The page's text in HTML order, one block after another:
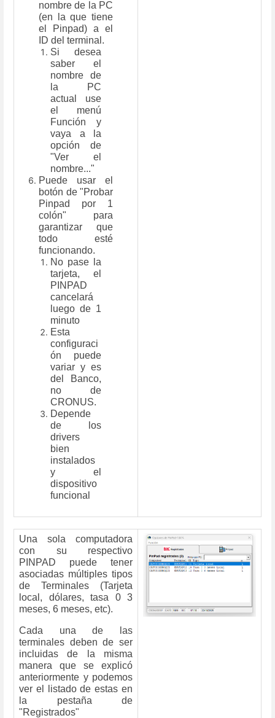
nombre de la PC
(en la que tiene
el Pinpad) a el
ID del terminal.
Si desea
saber el
nombre de
la PC
actual use
el menú
Función y
vaya a la
opción de
"Ver el
nombre..."
Puede usar el
botón de "Probar
Pinpad por 1
colón" para
garantizar que
todo esté
funcionando.
No pase la
tarjeta, el
PINPAD
cancelará
luego de 1
minuto
Esta
configuraci
ón puede
variar y es
del Banco,
no de
CRONUS.
Depende
de los
drivers
bien
instalados
y el
dispositivo
funcional
Una sola computadora
con su respectivo
PINPAD puede tener
asociadas múltiples tipos
de Terminales (Tarjeta
local, dólares, tasa 0 3
meses, 6 meses, etc).
Cada una de las
terminales deben de ser
incluidas de la misma
manera que se explicó
anteriormente y podemos
ver el listado de estas en
la pestaña de
"Registrados"